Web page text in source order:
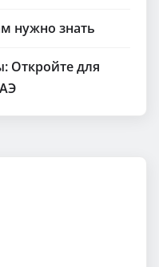
нужно знать
Откройте для